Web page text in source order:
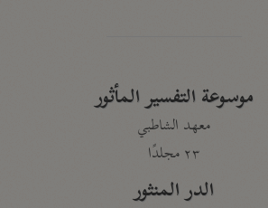
موسوعة التفسير المأثور
معهد الشاطبي
٢٣ مجلدًا
الدر المنثور